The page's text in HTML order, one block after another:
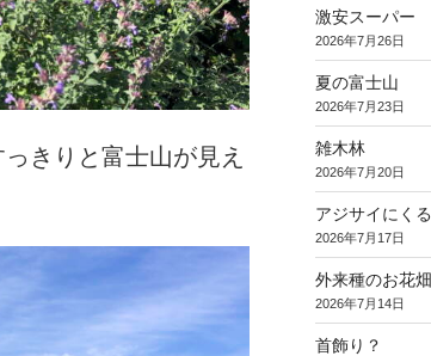
きりと富士山が見え
激安スーパー
2026年7月26日
夏の富士山
2026年7月23日
雑木林
2026年7月20日
アジサイにく
2026年7月17日
外来種のお花畑
2026年7月14日
首飾り？